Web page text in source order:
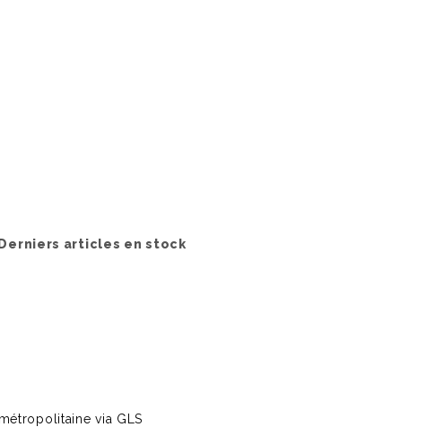
Derniers articles en stock
via GLS